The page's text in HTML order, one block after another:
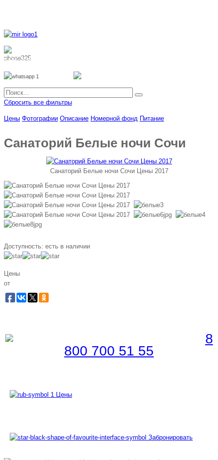
8 962 888 51 55
Сбросить все фильтры
Цены Фотографии Описание Номерной фонд Питание
Санаторий Белые ночи Сочи
Санаторий Белые ночи Сочи Цены 2017
Доступность: есть в наличии
Цены
от
8
800 700 51 55
Цены
Забронировать